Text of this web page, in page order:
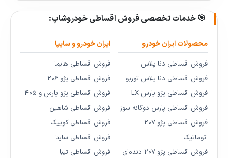
🎯 خدمات تخصصی فروش اقساطی خودروشاپ:
محصولات ایران خودرو
فروش اقساطی دنا پلاس
فروش اقساطی دنا پلاس توربو
فروش اقساطی پژو پارس LX
فروش اقساطی پارس دوگانه سوز
فروش اقساطی پژو ۲۰۷
اتوماتیک
فروش اقساطی پژو ۲۰۷ دنده‌ای
ایران خودرو و سایپا
فروش اقساطی هایما
فروش اقساطی پژو ۲۰۶
فروش اقساطی پژو پارس و ۴۰۵
فروش اقساطی شاهین
فروش اقساطی کوییک
فروش اقساطی ساینا
فروش اقساطی تیبا